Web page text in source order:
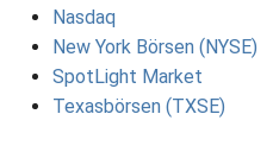
Nasdaq
New York Börsen (NYSE)
SpotLight Market
Texasbörsen (TXSE)